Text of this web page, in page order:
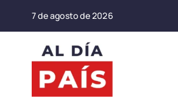
7 de agosto de 2026